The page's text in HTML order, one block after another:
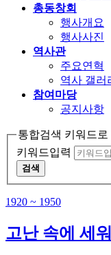
총동창회
행사개요
행사사진
역사관
주요연혁
역사 갤러
참여마당
공지사항
통합검색 키워드
키워드입력
검색
1920 ~ 1950
고난 속에 세